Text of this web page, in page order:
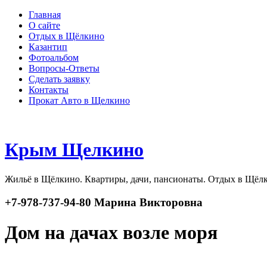
Главная
О сайте
Отдых в Щёлкино
Казантип
Фотоальбом
Вопросы-Ответы
Сделать заявку
Контакты
Прокат Авто в Щелкино
Крым Щелкино
Жильё в Щёлкино. Квартиры, дачи, пансионаты. Отдых в
+7-978-737-94-80 Марина Викторовна
Дом на дачах возле моря